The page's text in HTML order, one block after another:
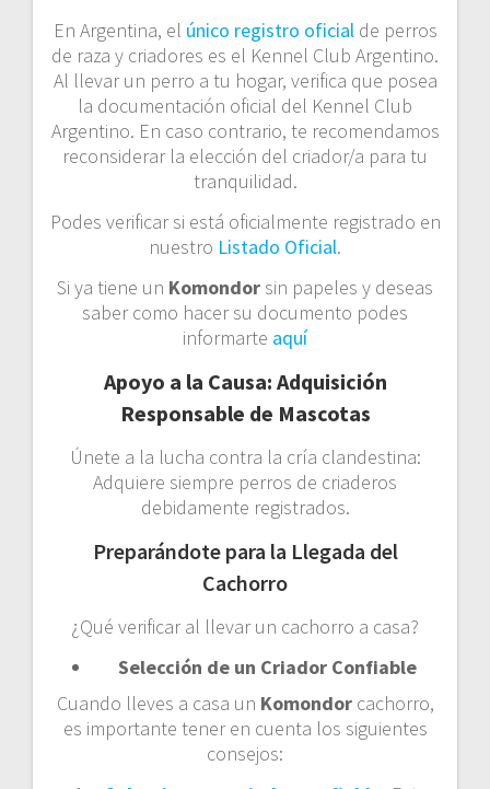
En Argentina, el único registro oficialde perros
de raza y criadores es el Kennel Club Argentino.
Al llevar un perro a tu hogar, verifica que posea
la documentación oficial del Kennel Club
Argentino. En caso contrario, te recomendamos
reconsiderar la elección del criador/a para tu
tranquilidad.
Podes verificar si está oficialmente registrado en
nuestro Listado Oficial.
Si ya tiene un Komondor sin papeles y deseas
saber como hacer su documento podes
informarte aquí
Apoyo a la Causa: Adquisición
Responsable de Mascotas
Únete a la lucha contra la cría clandestina:
Adquiere siempre perros de criaderos
debidamente registrados.
Preparándote para la Llegada del
Cachorro
¿Qué verificar al llevar un cachorro a casa?
Selección de un Criador Confiable
Cuando lleves a casa un Komondor cachorro,
es importante tener en cuenta los siguientes
consejos: